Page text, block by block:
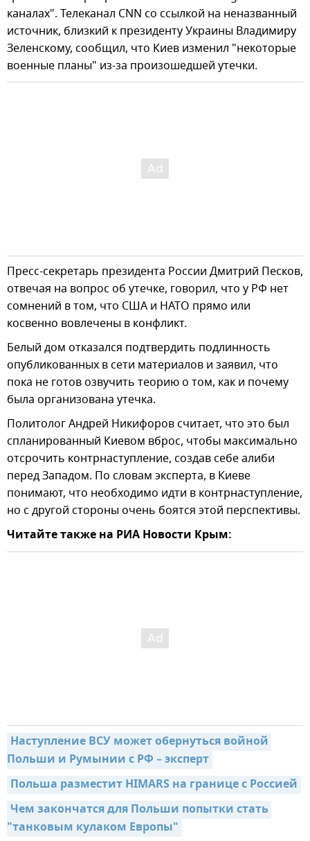
каналах". Телеканал CNN со ссылкой на неназванный
источник, близкий к президенту Украины Владимиру
Зеленскому, сообщил, что Киев изменил "некоторые
военные планы" из-за произошедшей утечки.
Пресс-секретарь президента России Дмитрий Песков,
отвечая на вопрос об утечке, говорил, что у РФ нет
сомнений в том, что США и НАТО прямо или
косвенно вовлечены в конфликт.
Белый дом отказался подтвердить подлинность
опубликованных в сети материалов и заявил, что
пока не готов озвучить теорию о том, как и почему
была организована утечка.
Политолог Андрей Никифоров считает, что это был
спланированный Киевом вброс, чтобы максимально
отсрочить контрнаступление, создав себе алиби
перед Западом. По словам эксперта, в Киеве
понимают, что необходимо идти в контрнаступление,
но с другой стороны очень боятся этой перспективы.
Читайте также на РИА Новости Крым:
Наступление ВСУ может обернуться войной
Польши и Румынии с РФ – эксперт
Польша разместит HIMARS на границе с Россией
Чем закончатся для Польши попытки стать
"танковым кулаком Европы"